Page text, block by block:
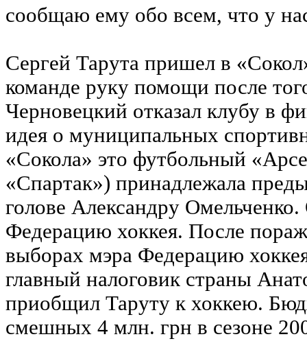
сообщаю ему обо всем, что у
Сергей Тарута пришел в
команде руку помощи после
Черновецкий отказал клубу в
идея о муниципальных
«Сокола» это футбольный
«Спартак») принадлежала
голове Александру Омельченко.
Федерацию хоккея. После
выборах мэра Федерацию
главный налоговик страны
приобщил Таруту к хоккею.
смешных 4 млн. грн в сезоне